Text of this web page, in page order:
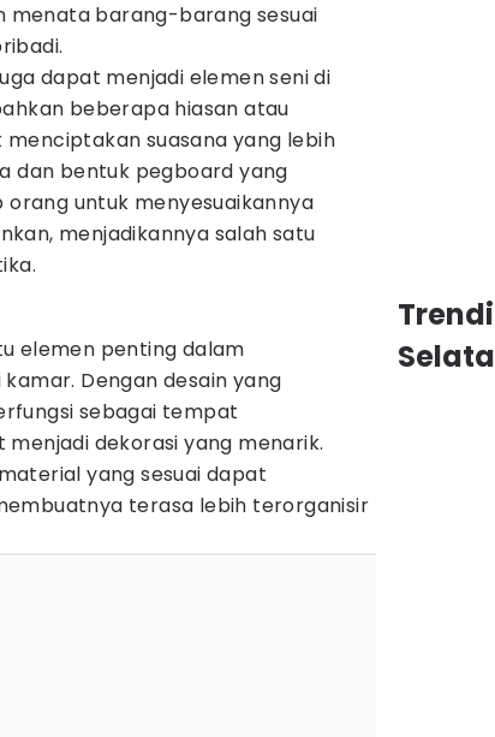
menata barang-barang sesuai
dapat menjadi elemen seni di
beberapa hiasan atau
suasana yang lebih
dan bentuk pegboard yang
untuk menyesuaikannya
menjadikannya salah satu
elemen penting dalam
Dengan desain yang
sebagai tempat
dekorasi yang menarik.
yang sesuai dapat
terasa lebih terorganisir